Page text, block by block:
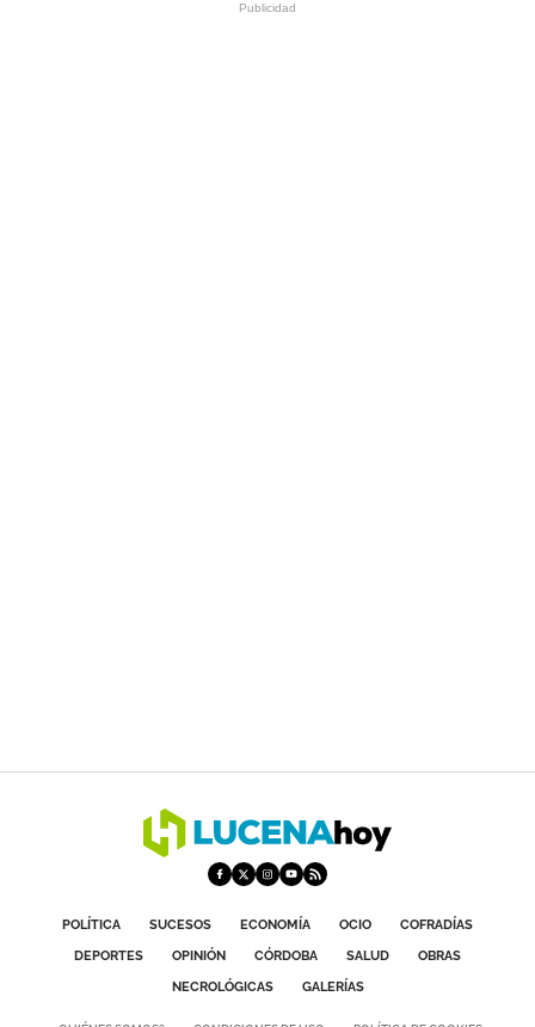
POLÍTICA SUCESOS ECONOMÍA OCIO
COFRADÍAS
DEPORTES
OPINIÓN CÓRDOBA SALUD
OBRAS
NECROLÓGICAS
GALERÍAS